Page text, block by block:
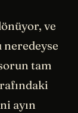
ve
neredeyse
tam
ayın